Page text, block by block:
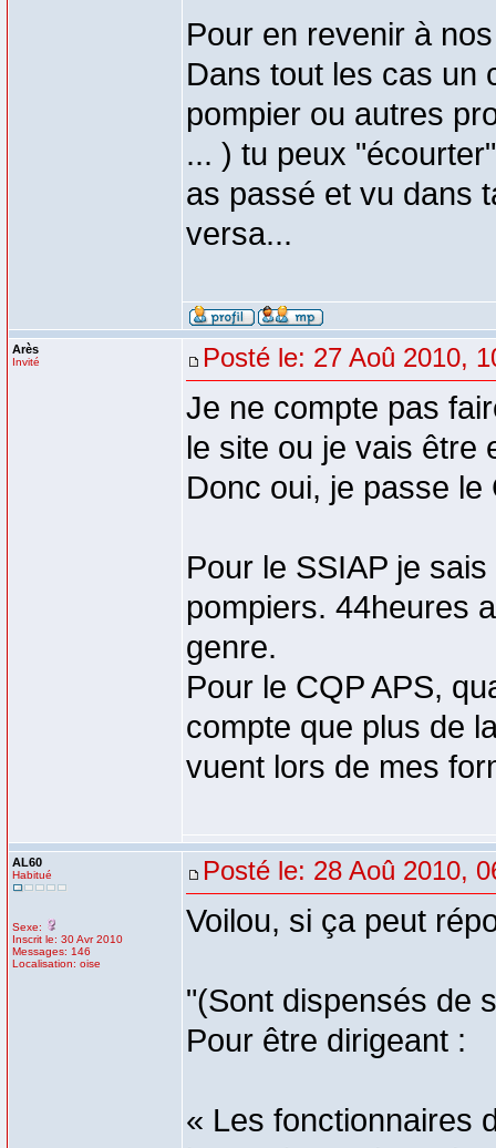
Pour en revenir à
Dans tout les cas un
pompier ou autres
... ) tu peux
as passé et vu dans
versa...
Arès
Invité Posté le: 27 Aoû 2010,
Je ne compte pas
le site ou je vais être
Donc oui, je passe le
Pour le SSIAP je
pompiers. 44heures
genre.
Pour le CQP APS,
compte que plus de
vuent lors de mes
AL60
Habitué
Sexe:
Inscrit le: 30 Avr 2010
Messages: 146
Localisation: oise
Posté le: 28 Aoû 2010,
Voilou, si ça peut
"(Sont dispensés de
Pour être dirigeant :
« Les fonctionnaires